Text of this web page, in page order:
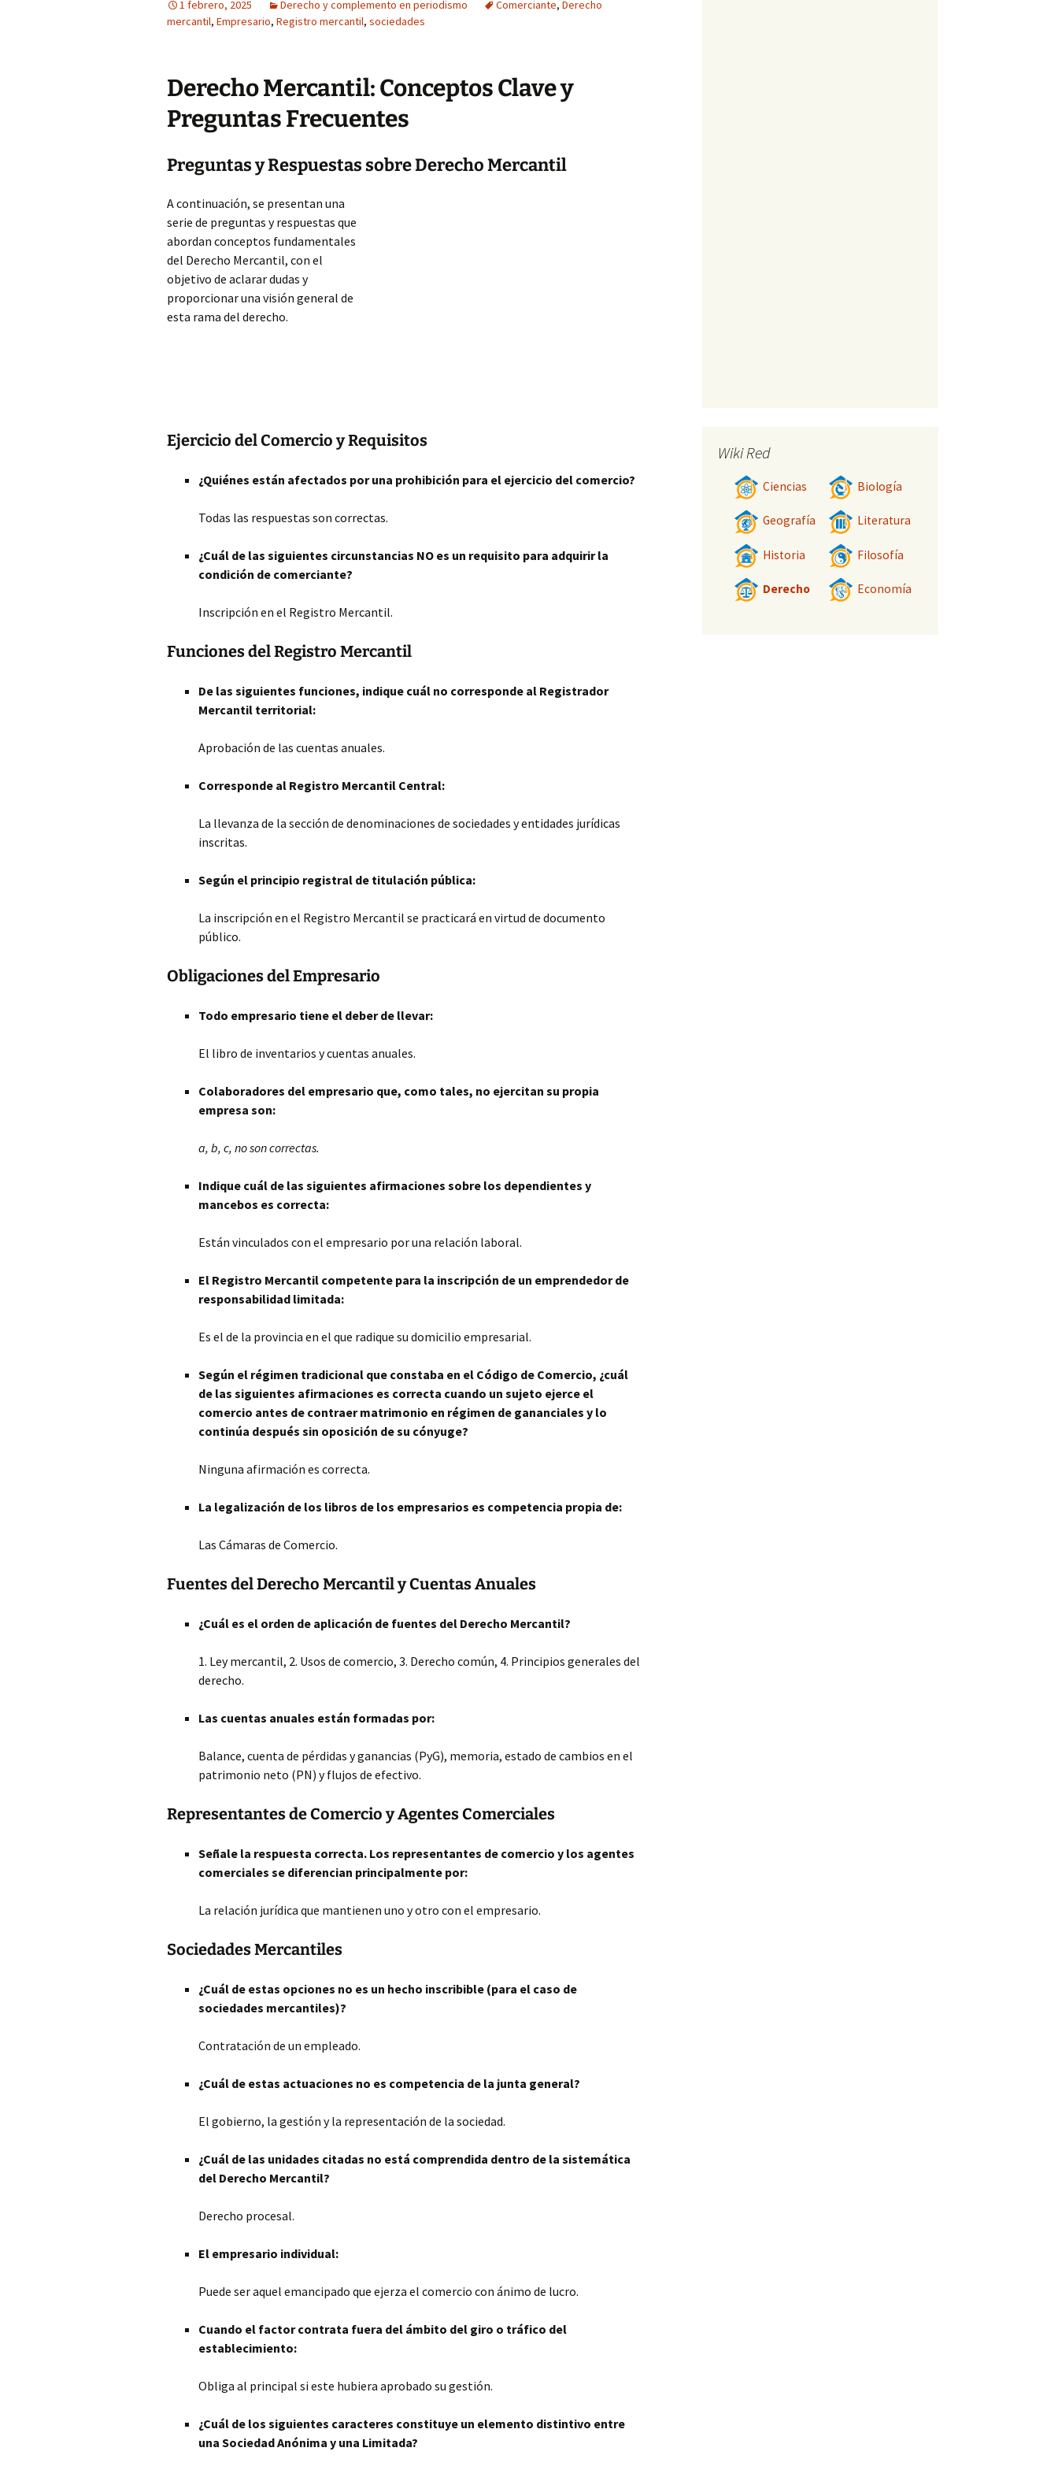
1 febrero, 2025 Derecho y complemento en periodismo Comerciante, Derecho
mercantil, Empresario, Registro mercantil, sociedades
Derecho Mercantil: Conceptos Clave y
Preguntas Frecuentes
Preguntas y Respuestas sobre Derecho Mercantil
A continuación, se presentan una
serie de preguntas y respuestas que
abordan conceptos fundamentales
del Derecho Mercantil, con el
objetivo de aclarar dudas y
proporcionar una visión general de
esta rama del derecho.
Ejercicio del Comercio y Requisitos
¿Quiénes están afectados por una prohibición para el ejercicio del comercio?
Todas las respuestas son correctas.
¿Cuál de las siguientes circunstancias NO es un requisito para adquirir la
condición de comerciante?
Inscripción en el Registro Mercantil.
Funciones del Registro Mercantil
De las siguientes funciones, indique cuál no corresponde al Registrador
Mercantil territorial:
Aprobación de las cuentas anuales.
Corresponde al Registro Mercantil Central:
La llevanza de la sección de denominaciones de sociedades y entidades jurídicas
inscritas.
Según el principio registral de titulación pública:
La inscripción en el Registro Mercantil se practicará en virtud de documento
público.
Obligaciones del Empresario
Todo empresario tiene el deber de llevar:
El libro de inventarios y cuentas anuales.
Colaboradores del empresario que, como tales, no ejercitan su propia
empresa son:
a, b, c, no son correctas.
Indique cuál de las siguientes afirmaciones sobre los dependientes y
mancebos es correcta:
Están vinculados con el empresario por una relación laboral.
El Registro Mercantil competente para la inscripción de un emprendedor de
responsabilidad limitada:
Es el de la provincia en el que radique su domicilio empresarial.
Según el régimen tradicional que constaba en el Código de Comercio, ¿cuál
de las siguientes afirmaciones es correcta cuando un sujeto ejerce el
comercio antes de contraer matrimonio en régimen de gananciales y lo
continúa después sin oposición de su cónyuge?
Ninguna afirmación es correcta.
La legalización de los libros de los empresarios es competencia propia de:
Las Cámaras de Comercio.
Fuentes del Derecho Mercantil y Cuentas Anuales
¿Cuál es el orden de aplicación de fuentes del Derecho Mercantil?
1. Ley mercantil, 2. Usos de comercio, 3. Derecho común, 4. Principios generales del
derecho.
Las cuentas anuales están formadas por:
Balance, cuenta de pérdidas y ganancias (PyG), memoria, estado de cambios en el
patrimonio neto (PN) y flujos de efectivo.
Representantes de Comercio y Agentes Comerciales
Señale la respuesta correcta. Los representantes de comercio y los agentes
comerciales se diferencian principalmente por:
La relación jurídica que mantienen uno y otro con el empresario.
Sociedades Mercantiles
¿Cuál de estas opciones no es un hecho inscribible (para el caso de
sociedades mercantiles)?
Contratación de un empleado.
¿Cuál de estas actuaciones no es competencia de la junta general?
El gobierno, la gestión y la representación de la sociedad.
¿Cuál de las unidades citadas no está comprendida dentro de la sistemática
del Derecho Mercantil?
Derecho procesal.
El empresario individual:
Puede ser aquel emancipado que ejerza el comercio con ánimo de lucro.
Cuando el factor contrata fuera del ámbito del giro o tráfico del
establecimiento:
Obliga al principal si este hubiera aprobado su gestión.
¿Cuál de los siguientes caracteres constituye un elemento distintivo entre
una Sociedad Anónima y una Limitada?
Wiki Red
Ciencias Biología
Geografía Literatura
Historia Filosofía
Derecho Economía